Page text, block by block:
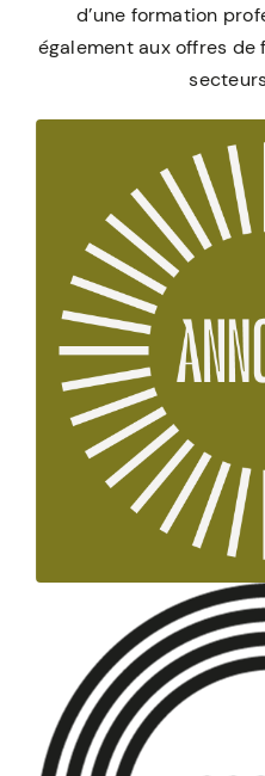
d’une formation
également aux offres